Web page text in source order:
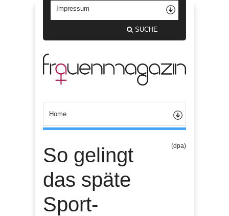
SUCHE
So gelingt
das späte
Sport-
(dpa)